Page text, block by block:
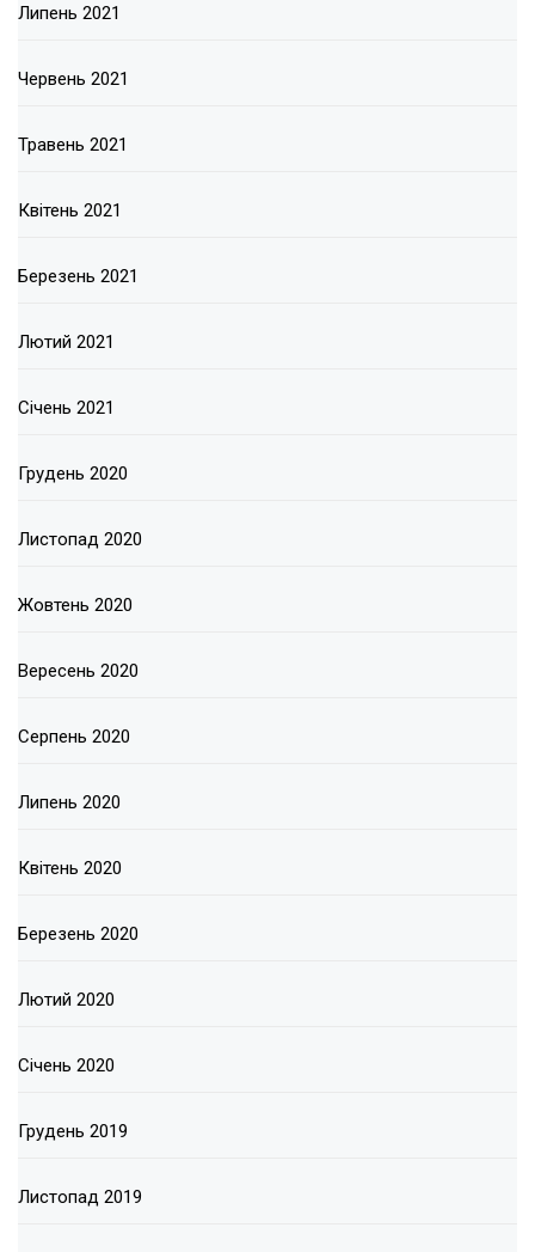
Липень 2021
Червень 2021
Травень 2021
Квітень 2021
Березень 2021
Лютий 2021
Січень 2021
Грудень 2020
Листопад 2020
Жовтень 2020
Вересень 2020
Серпень 2020
Липень 2020
Квітень 2020
Березень 2020
Лютий 2020
Січень 2020
Грудень 2019
Листопад 2019